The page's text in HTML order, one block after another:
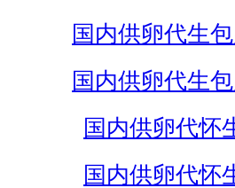
国内供卵代生
国内供卵代生
国内供卵代怀
国内供卵代怀